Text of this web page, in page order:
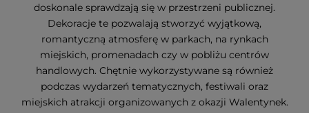
doskonale sprawdzają się w przestrzeni publicznej.
Dekoracje te pozwalają stworzyć wyjątkową,
romantyczną atmosferę w parkach, na rynkach
miejskich, promenadach czy w pobliżu centrów
handlowych. Chętnie wykorzystywane są również
podczas wydarzeń tematycznych, festiwali oraz
miejskich atrakcji organizowanych z okazji Walentynek.